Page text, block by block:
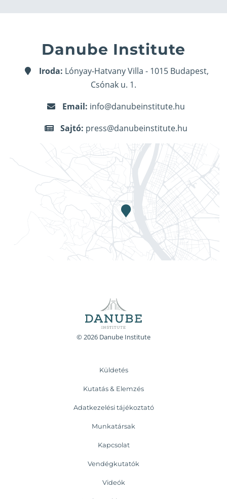
Danube Institute
Iroda: Lónyay-Hatvany Villa - 1015 Budapest,
Csónak u. 1.
Email: info@danubeinstitute.hu
Sajtó: press@danubeinstitute.hu
© 2026 Danube Institute
Küldetés
Kutatás & Elemzés
Adatkezelési tájékoztató
Munkatársak
Kapcsolat
Vendégkutatók
Videók